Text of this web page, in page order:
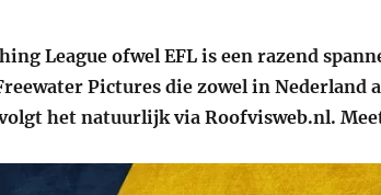
League ofwel EFL is een razend
Pictures die zowel in Nederland
het natuurlijk via Roofvisweb.nl.